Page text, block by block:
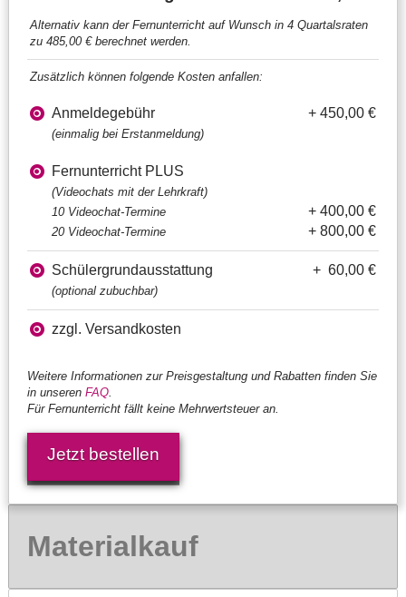
Alternativ kann der Fernunterricht auf Wunsch in 4 Quartalsraten
zu 485,00 € berechnet werden.
Zusätzlich können folgende Kosten anfallen:
Anmeldegebühr
(einmalig bei Erstanmeldung)
+ 450,00 €
Fernunterricht PLUS
(Videochats mit der Lehrkraft)
10 Videochat-Termine
20 Videochat-Termine
+ 400,00 €
+ 800,00 €
Schülergrundausstattung
(optional zubuchbar)
+ 60,00 €
zzgl. Versandkosten
Weitere Informationen zur Preisgestaltung und Rabatten finden Sie
in unseren FAQ.
Für Fernunterricht fällt keine Mehrwertsteuer an.
Jetzt bestellen
Materialkauf